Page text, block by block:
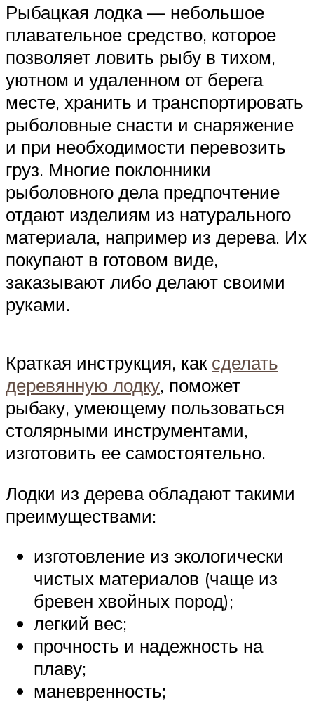
Рыбацкая лодка — небольшое
плавательное средство, которое
позволяет ловить рыбу в тихом,
уютном и удаленном от берега
месте, хранить и транспортировать
рыболовные снасти и снаряжение
и при необходимости перевозить
груз. Многие поклонники
рыболовного дела предпочтение
отдают изделиям из натурального
материала, например из дерева. Их
покупают в готовом виде,
заказывают либо делают своими
руками.
Краткая инструкция, как сделать
деревянную лодку, поможет
рыбаку, умеющему пользоваться
столярными инструментами,
изготовить ее самостоятельно.
Лодки из дерева обладают такими
преимуществами:
изготовление из экологически
чистых материалов (чаще из
бревен хвойных пород);
легкий вес;
прочность и надежность на
плаву;
маневренность;